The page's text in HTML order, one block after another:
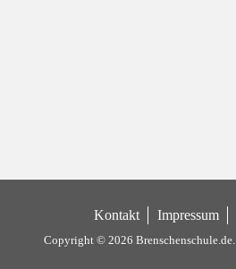
Copyright © 2026 Brenschenschule.de.
Kontakt Impressum